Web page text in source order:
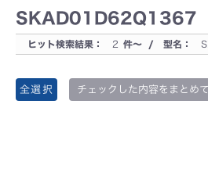
SKAD01D62Q1367
ヒット検索結果： 2 件～ / 型名：
全選択 チェックした内容をまとめ